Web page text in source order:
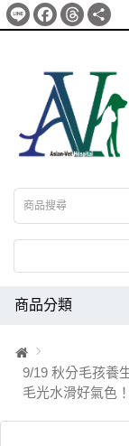
Line Facebook
Threads
商品分類
9/19 秋分毛孩養
毛光水滑好氣色！